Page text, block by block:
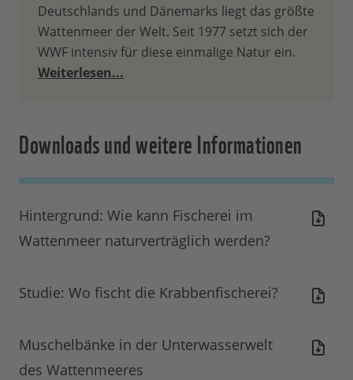
Deutschlands und Dänemarks liegt das größte
Wattenmeer der Welt. Seit 1977 setzt sich der
WWF intensiv für diese einmalige Natur ein.
Weiterlesen...
Downloads und weitere Informationen
Hintergrund: Wie kann Fischerei im
Wattenmeer naturverträglich werden?
Studie: Wo fischt die Krabbenfischerei?
Muschelbänke in der Unterwasserwelt
des Wattenmeeres